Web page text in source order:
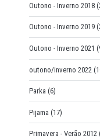
Outono - Inverno 2018
Outono - Inverno 2019
Outono - Inverno 2021
outono/inverno 2022
Parka (6)
Pijama (17)
Primavera - Verão 2012